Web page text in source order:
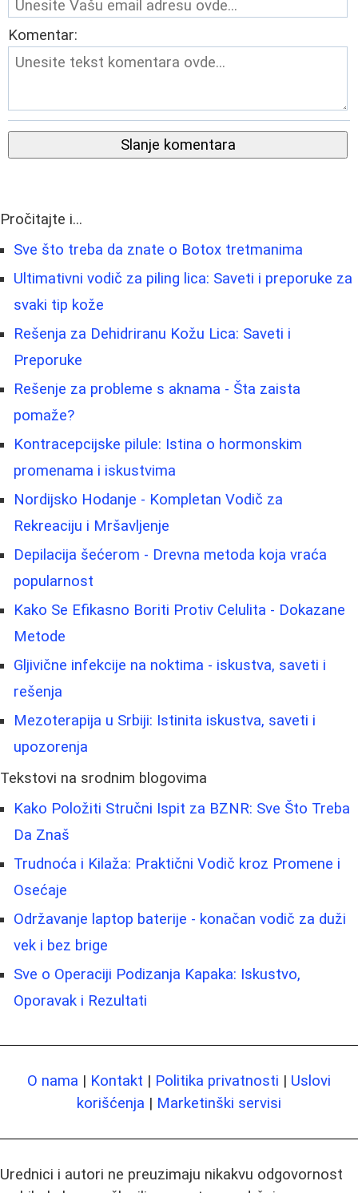
Komentar:
Slanje komentara
Pročitajte i...
Sve što treba da znate o Botox tretmanima
Ultimativni vodič za piling lica: Saveti i preporuke za
svaki tip kože
Rešenja za Dehidriranu Kožu Lica: Saveti i
Preporuke
Rešenje za probleme s aknama - Šta zaista
pomaže?
Kontracepcijske pilule: Istina o hormonskim
promenama i iskustvima
Nordijsko Hodanje - Kompletan Vodič za
Rekreaciju i Mršavljenje
Depilacija šećerom - Drevna metoda koja vraća
popularnost
Kako Se Efikasno Boriti Protiv Celulita - Dokazane
Metode
Gljivične infekcije na noktima - iskustva, saveti i
rešenja
Mezoterapija u Srbiji: Istinita iskustva, saveti i
upozorenja
Tekstovi na srodnim blogovima
Kako Položiti Stručni Ispit za BZNR: Sve Što Treba
Da Znaš
Trudnoća i Kilaža: Praktični Vodič kroz Promene i
Osećaje
Održavanje laptop baterije - konačan vodič za duži
vek i bez brige
Sve o Operaciji Podizanja Kapaka: Iskustvo,
Oporavak i Rezultati
O nama | Kontakt | Politika privatnosti | Uslovi
korišćenja | Marketinški servisi
Urednici i autori ne preuzimaju nikakvu odgovornost